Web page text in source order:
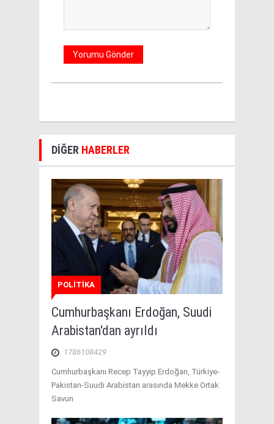
DİĞER HABERLER
POLİTİKA
Cumhurbaşkanı Erdoğan, Suudi
Arabistan'dan ayrıldı
1786108429
Cumhurbaşkanı Recep Tayyip Erdoğan, Türkiye-
Pakistan-Suudi Arabistan arasında Mekke Ortak
Savun